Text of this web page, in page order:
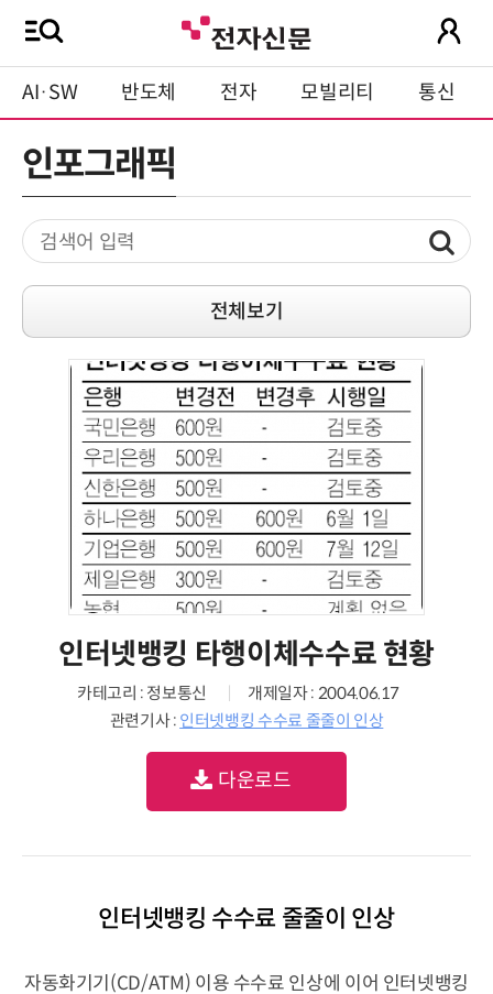
AI·SW 반도체 전자 모빌리티 통신
인포그래픽
전체보기
인터넷뱅킹 타행이체수수료 현황
카테고리 : 정보통신
개제일자 : 2004.06.17
관련기사 : 인터넷뱅킹 수수료 줄줄이 인상
다운로드
인터넷뱅킹 수수료 줄줄이 인상
자동화기기(CD/ATM) 이용 수수료 인상에 이어 인터넷뱅킹